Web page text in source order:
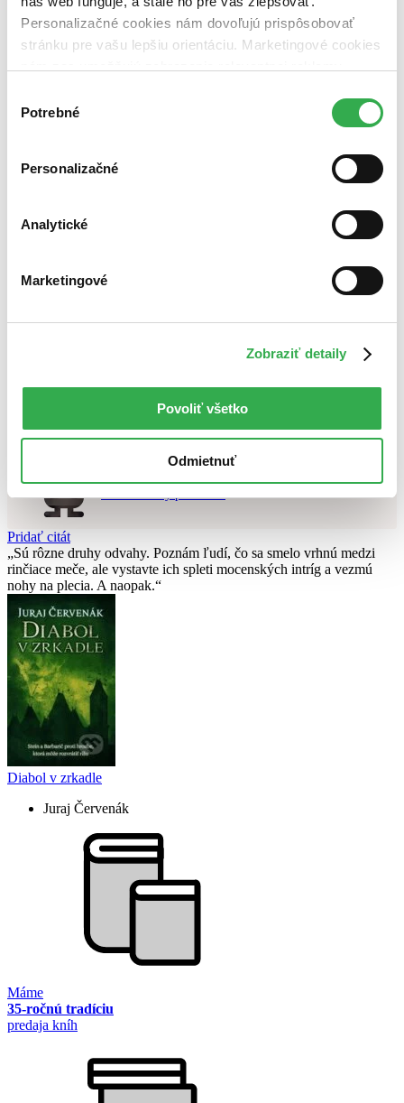
Personalizačné cookies nám dovoľujú prispôsobovať
stránku pre vašu lepšiu orientáciu. Marketingové cookies
nám pomohlo, keby sme mohli používať všetky tieto
súhlasu
Potrebné
Personalizačné
Analytické
Marketingové
Zobraziť detaily
Povoliť všetko
Odmietnuť
opotrebovaná
čítané verzie vypredaných kníh (0 titulov)čítané verzie
vypredaných kníh
Zoradiť
Top hodnotené
Novinky
Najvyššia zľava
Chcete poradiť knihu?
Pridať citát
Sú rôzne druhy odvahy. Poznám ľudí, čo sa smelo vrhnú medzi
rinčiace meče, ale vystavte ich spleti mocenských intríg a vezmú
nohy na plecia. A naopak.
Diabol v zrkadle
Juraj Červenák
Máme
35-ročnú tradíciu
predaja kníh